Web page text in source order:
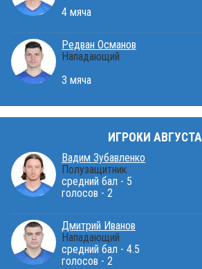
4 мяча
Редван Османов
Нападающий
3 мяча
ИГРОКИ АВГУСТА
Вадим Зубавленко
Полузащитник
средний бал - 5
голосов - 2
Дмитрий Иванов
Нападающий
средний бал - 4.5
голосов - 2